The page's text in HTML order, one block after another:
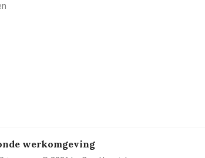
werkomgeving